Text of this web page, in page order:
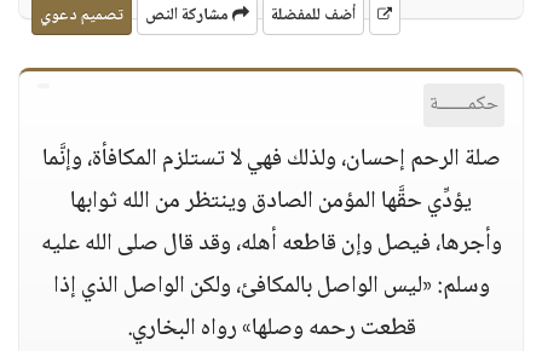
أضف للمفضلة مشاركة النص تصميم دعوي
حكمــــــة
صلة الرحم إحسان، ولذلك فهي لا تستلزم المكافأة، وإنَّما
يؤدِّي حقَّها المؤمن الصادق وينتظر من الله ثوابها
وأجرها، فيصل وإن قاطعه أهله، وقد قال صلى الله عليه
وسلم: «ليس الواصل بالمكافئ، ولكن الواصل الذي إذا
قطعت رحمه وصلها» رواه البخاري.